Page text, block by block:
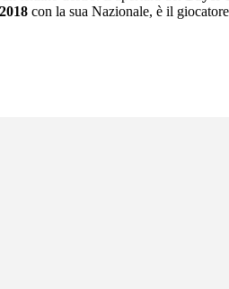
con la sua Nazionale, è il